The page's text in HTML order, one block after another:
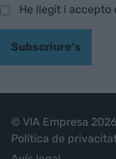
He llegit i accepto
Subscriure's
© VIA Empresa 2026
Política de